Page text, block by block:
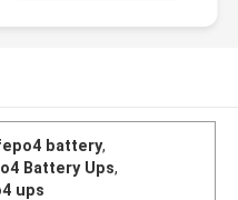
battery,
Battery Ups,
ups